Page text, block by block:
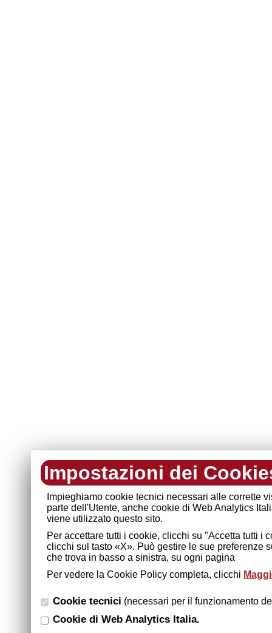
Impostazioni dei
Impieghiamo cookie tecnici necessari alle corrette
parte dell'Utente, anche cookie di Web Analytics
viene utilizzato questo sito.
Per accettare tutti i cookie, clicchi su "Accetta tutti
clicchi sul tasto «X». Può gestire le sue preferenze
che trova in basso a sinistra, su ogni pagina
Per vedere la Cookie Policy completa, clicchi
Cookie tecnici (necessari per il funzionamento
Cookie di Web Analytics Italia.